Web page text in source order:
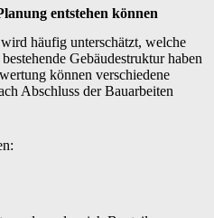
entstehen können
wird häufig unterschätzt, welche
Gebäudestruktur haben
können verschiedene
Abschluss der Bauarbeiten